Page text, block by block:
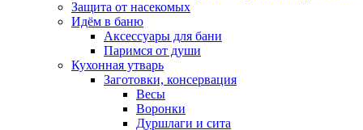
Защита от насекомых
Идём в баню
Аксессуары для бани
Паримся от души
Кухонная утварь
Заготовки, консервация
Весы
Воронки
Дуршлаги и сита